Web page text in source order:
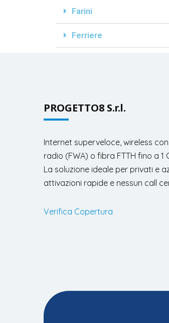
Farini
Ferriere
PROGETTO8 S.r.l.
Internet superveloce, wireless
radio (FWA) o fibra FTTH fino a 1
La soluzione ideale per privati e
attivazioni rapide e nessun call
Verifica Copertura